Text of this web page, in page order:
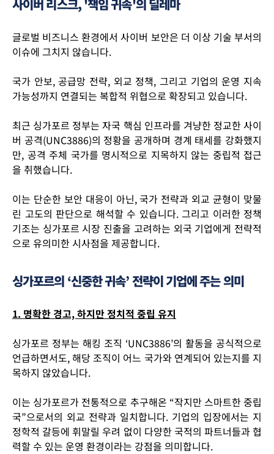
사이버 리스크, '책임 귀속'의 딜레마
글로벌 비즈니스 환경에서사이버 보안은 더 이상 기술 부서의
이슈에 그치지 않습니다.
국가 안보, 공급망 전략, 외교 정책, 그리고 기업의 운영 지속
가능성까지 연결되는 복합적 위협으로 확장되고 있습니다.
최근 싱가포르 정부는 자국 핵심 인프라를 겨냥한 정교한 사이
버 공격(UNC3886)의 정황을 공개하며 경계 태세를 강화했지
만, 공격 주체 국가를 명시적으로 지목하지 않는 중립적 접근
을 취했습니다.
이는 단순한 보안 대응이 아닌,국가 전략과 외교 균형이 맞물
린 고도의 판단으로 해석할 수 있습니다. 그리고 이러한 정책
기조는 싱가포르 시장 진출을 고려하는 외국 기업에게 전략적
으로 유의미한 시사점을 제공합니다.
싱가포르의 ‘신중한 귀속’ 전략이 기업에 주는 의미
1. 명확한 경고, 하지만 정치적 중립 유지
싱가포르 정부는 해킹 조직 ‘UNC3886’의 활동을 공식적으로
언급하면서도, 해당 조직이 어느 국가와 연계되어 있는지를 지
목하지 않았습니다.
이는 싱가포르가 전통적으로 추구해온 “작지만 스마트한 중립
국”으로서의 외교 전략과 일치합니다. 기업의 입장에서는 지
정학적 갈등에 휘말릴 우려 없이 다양한 국적의 파트너들과 협
력할 수 있는 운영 환경이라는 강점을 의미합니다.